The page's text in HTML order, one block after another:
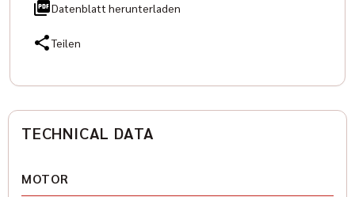
Datenblatt herunterladen
Teilen
TECHNICAL DATA
MOTOR